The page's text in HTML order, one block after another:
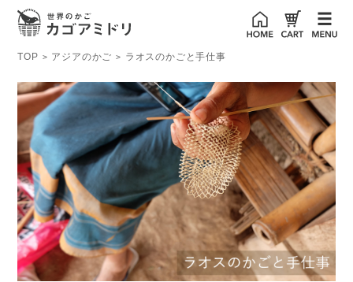
TOP > アジアのかご > ラオスのかごと手仕事